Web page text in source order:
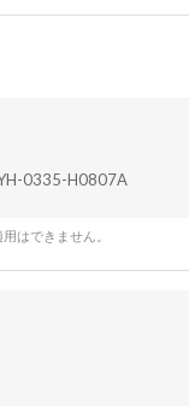
0335-H0807A
はできません。